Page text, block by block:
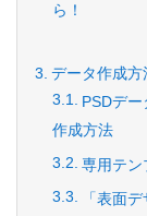
ら！
データ作成方
PSDデ
作成方法
専用テン
「表面